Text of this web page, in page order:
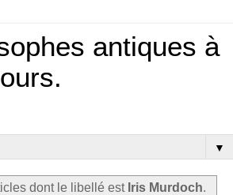
antiques à
▼
dont le libellé est Iris Murdoch.